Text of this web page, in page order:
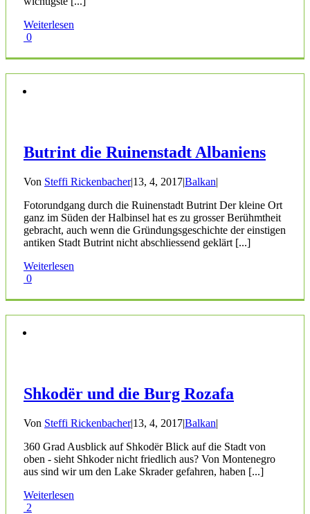
Weiterlesen
0
Butrint die Ruinenstadt Albaniens
Von Steffi Rickenbacher|13, 4, 2017|Balkan|
Fotorundgang durch die Ruinenstadt Butrint Der kleine Ort
ganz im Süden der Halbinsel hat es zu grosser Berühmtheit
gebracht, auch wenn die Gründungsgeschichte der einstigen
antiken Stadt Butrint nicht abschliessend geklärt [...]
Weiterlesen
0
Shkodër und die Burg Rozafa
Von Steffi Rickenbacher|13, 4, 2017|Balkan|
360 Grad Ausblick auf Shkodër Blick auf die Stadt von
oben - sieht Shkoder nicht friedlich aus? Von Montenegro
aus sind wir um den Lake Skrader gefahren, haben [...]
Weiterlesen
2